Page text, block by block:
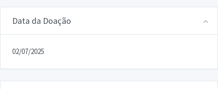
Data da Doação
02/07/2025